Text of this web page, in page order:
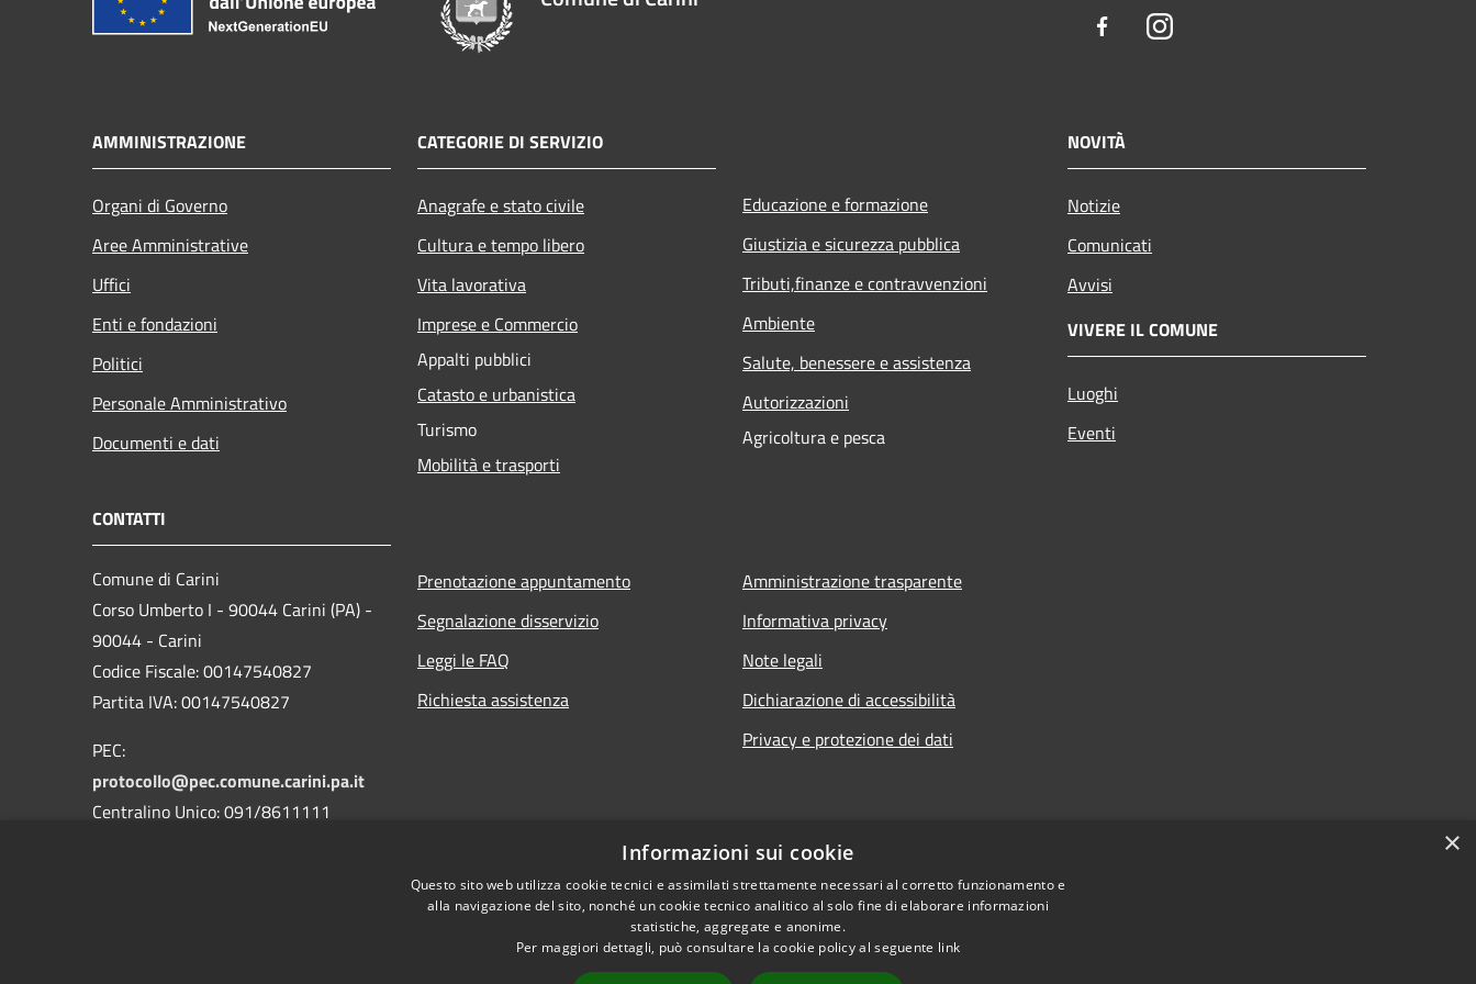
FacebookInstagram
AMMINISTRAZIONE
Organi di Governo
Aree Amministrative
Uffici
Enti e fondazioni
Politici
Personale Amministrativo
Documenti e dati
CATEGORIE DI SERVIZIO
Anagrafe e stato civile
Cultura e tempo libero
Vita lavorativa
Imprese e Commercio
Appalti pubblici
Catasto e urbanistica
Turismo
Mobilità e trasporti
Educazione e formazione
Giustizia e sicurezza pubblica
Tributi,finanze e contravvenzioni
Ambiente
Salute, benessere e assistenza
Autorizzazioni
Agricoltura e pesca
NOVITÀ
Notizie
Comunicati
Avvisi
VIVERE IL COMUNE
Luoghi
Eventi
CONTATTI
Comune di Carini
Corso Umberto I - 90044 Carini (PA) -
90044 - Carini
Codice Fiscale: 00147540827
Partita IVA: 00147540827
PEC:
protocollo@pec.comune.carini.pa.it
Centralino Unico: 091/8611111
Prenotazione appuntamento
Segnalazione disservizio
Leggi le FAQ
Richiesta assistenza
Amministrazione trasparente
Informativa privacy
Note legali
Dichiarazione di accessibilità
Privacy e protezione dei dati
×
Informazioni sui cookie
Questo sito web utilizza cookie tecnici e assimilati strettamente necessari al corretto funzionamento e
alla navigazione del sito, nonché un cookie tecnico analitico al solo fine di elaborare informazioni
statistiche, aggregate e anonime.
Per maggiori dettagli, può consultare la cookie policy al seguente link